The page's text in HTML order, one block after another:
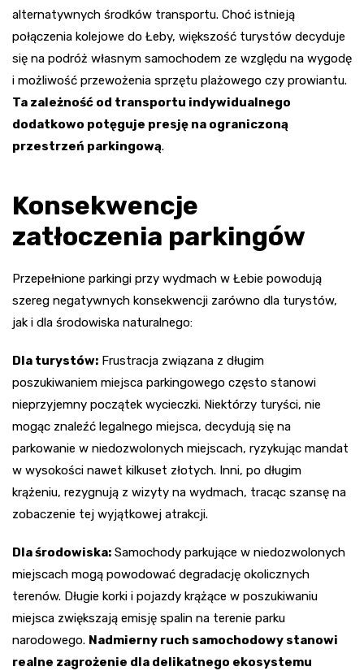
alternatywnych środków transportu. Choć istnieją
połączenia kolejowe do Łeby, większość turystów decyduje
się na podróż własnym samochodem ze względu na wygodę
i możliwość przewożenia sprzętu plażowego czy prowiantu.
Ta zależność od transportu indywidualnego
dodatkowo potęguje presję na ograniczoną
przestrzeń parkingową.
Konsekwencje
zatłoczenia parkingów
Przepełnione parkingi przy wydmach w Łebie powodują
szereg negatywnych konsekwencji zarówno dla turystów,
jak i dla środowiska naturalnego:
Dla turystów: Frustracja związana z długim
poszukiwaniem miejsca parkingowego często stanowi
nieprzyjemny początek wycieczki. Niektórzy turyści, nie
mogąc znaleźć legalnego miejsca, decydują się na
parkowanie w niedozwolonych miejscach, ryzykując mandat
w wysokości nawet kilkuset złotych. Inni, po długim
krążeniu, rezygnują z wizyty na wydmach, tracąc szansę na
zobaczenie tej wyjątkowej atrakcji.
Dla środowiska: Samochody parkujące w niedozwolonych
miejscach mogą powodować degradację okolicznych
terenów. Długie korki i pojazdy krążące w poszukiwaniu
miejsca zwiększają emisję spalin na terenie parku
narodowego. Nadmierny ruch samochodowy stanowi
realne zagrożenie dla delikatnego ekosystemu